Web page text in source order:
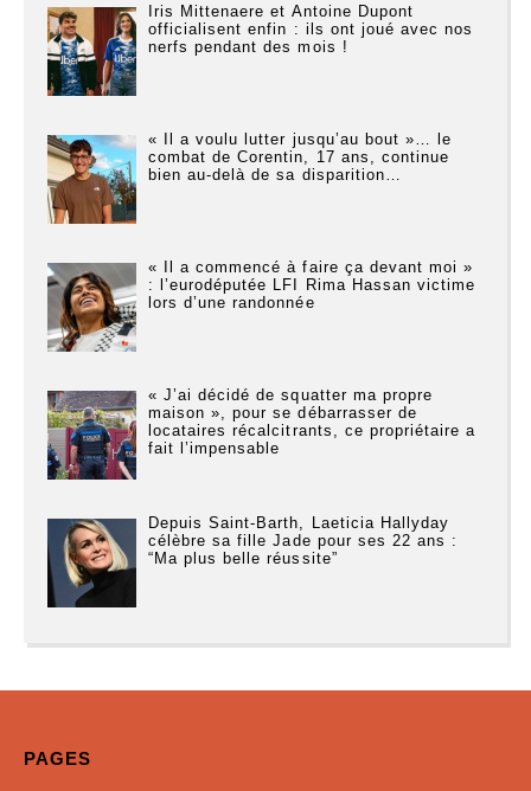
Iris Mittenaere et Antoine Dupont
officialisent enfin : ils ont joué avec nos
nerfs pendant des mois !
« Il a voulu lutter jusqu’au bout »… le
combat de Corentin, 17 ans, continue
bien au-delà de sa disparition…
« Il a commencé à faire ça devant moi »
: l’eurodéputée LFI Rima Hassan victime
lors d’une randonnée
« J’ai décidé de squatter ma propre
maison », pour se débarrasser de
locataires récalcitrants, ce propriétaire a
fait l’impensable
Depuis Saint-Barth, Laeticia Hallyday
célèbre sa fille Jade pour ses 22 ans :
“Ma plus belle réussite”
PAGES